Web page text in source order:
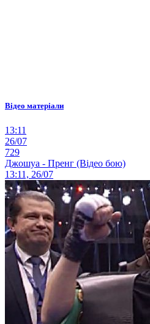
Відео матеріали
13:11
26/07
729
Джошуа - Пренг (Відео бою)
13:11, 26/07